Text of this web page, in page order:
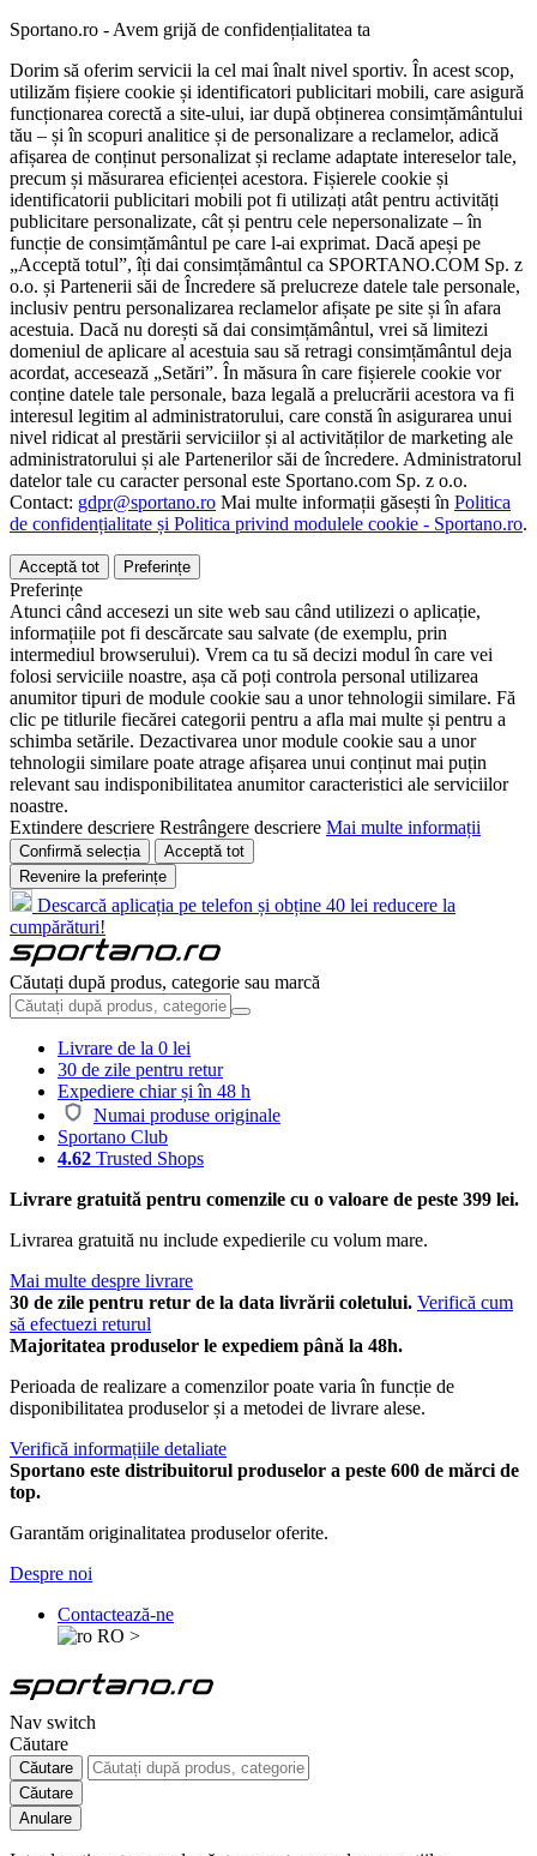
Sportano.ro - Avem grijă de confidențialitatea ta
Dorim să oferim servicii la cel mai înalt nivel sportiv. În acest scop,
utilizăm fișiere cookie și identificatori publicitari mobili, care asigură
funcționarea corectă a site-ului, iar după obținerea consimțământului
tău – și în scopuri analitice și de personalizare a reclamelor, adică
afișarea de conținut personalizat și reclame adaptate intereselor tale,
precum și măsurarea eficienței acestora. Fișierele cookie și
identificatorii publicitari mobili pot fi utilizați atât pentru activități
publicitare personalizate, cât și pentru cele nepersonalizate – în
funcție de consimțământul pe care l-ai exprimat. Dacă apeși pe
„Acceptă totul”, îți dai consimțământul ca SPORTANO.COM Sp. z
o.o. și Partenerii săi de Încredere să prelucreze datele tale personale,
inclusiv pentru personalizarea reclamelor afișate pe site și în afara
acestuia. Dacă nu dorești să dai consimțământul, vrei să limitezi
domeniul de aplicare al acestuia sau să retragi consimțământul deja
acordat, accesează „Setări”. În măsura în care fișierele cookie vor
conține datele tale personale, baza legală a prelucrării acestora va fi
interesul legitim al administratorului, care constă în asigurarea unui
nivel ridicat al prestării serviciilor și al activităților de marketing ale
administratorului și ale Partenerilor săi de încredere. Administratorul
datelor tale cu caracter personal este Sportano.com Sp. z o.o.
Contact: gdpr@sportano.ro Mai multe informații găsești în Politica
de confidențialitate și Politica privind modulele cookie - Sportano.ro.
Acceptă tot Preferințe
Preferințe
Atunci când accesezi un site web sau când utilizezi o aplicație,
informațiile pot fi descărcate sau salvate (de exemplu, prin
intermediul browserului). Vrem ca tu să decizi modul în care vei
folosi serviciile noastre, așa că poți controla personal utilizarea
anumitor tipuri de module cookie sau a unor tehnologii similare. Fă
clic pe titlurile fiecărei categorii pentru a afla mai multe și pentru a
schimba setările. Dezactivarea unor module cookie sau a unor
tehnologii similare poate atrage afișarea unui conținut mai puțin
relevant sau indisponibilitatea anumitor caracteristici ale serviciilor
noastre.
Extindere descriere Restrângere descriere Mai multe informații
Confirmă selecția
Acceptă tot
Revenire la preferințe
Descarcă aplicația pe telefon și obține 40 lei reducere la
cumpărături!
Căutați după produs, categorie sau marcă
Livrare de la 0 lei
30 de zile pentru retur
Expediere chiar și în 48 h
Numai produse originale
Sportano Club
4.62 Trusted Shops
Livrare gratuită pentru comenzile cu o valoare de peste 399 lei.
Livrarea gratuită nu include expedierile cu volum mare.
Mai multe despre livrare
30 de zile pentru retur de la data livrării coletului. Verifică cum
să efectuezi returul
Majoritatea produselor le expediem până la 48h.
Perioada de realizare a comenzilor poate varia în funcție de
disponibilitatea produselor și a metodei de livrare alese.
Verifică informațiile detaliate
Sportano este distribuitorul produselor a peste 600 de mărci de
top.
Garantăm originalitatea produselor oferite.
Despre noi
Contactează-ne
RO >
Nav switch
Căutare
Căutare
Căutare
Anulare